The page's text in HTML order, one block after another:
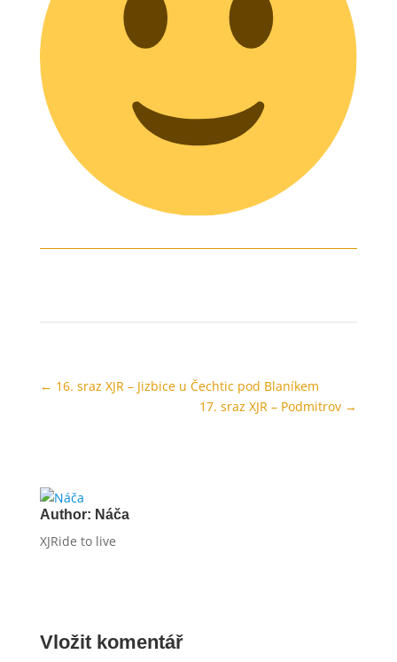
← 16. sraz XJR – Jizbice u Čechtic pod Blaníkem
17. sraz XJR – Podmitrov →
Author: Náča
XJRide to live
Vložit komentář